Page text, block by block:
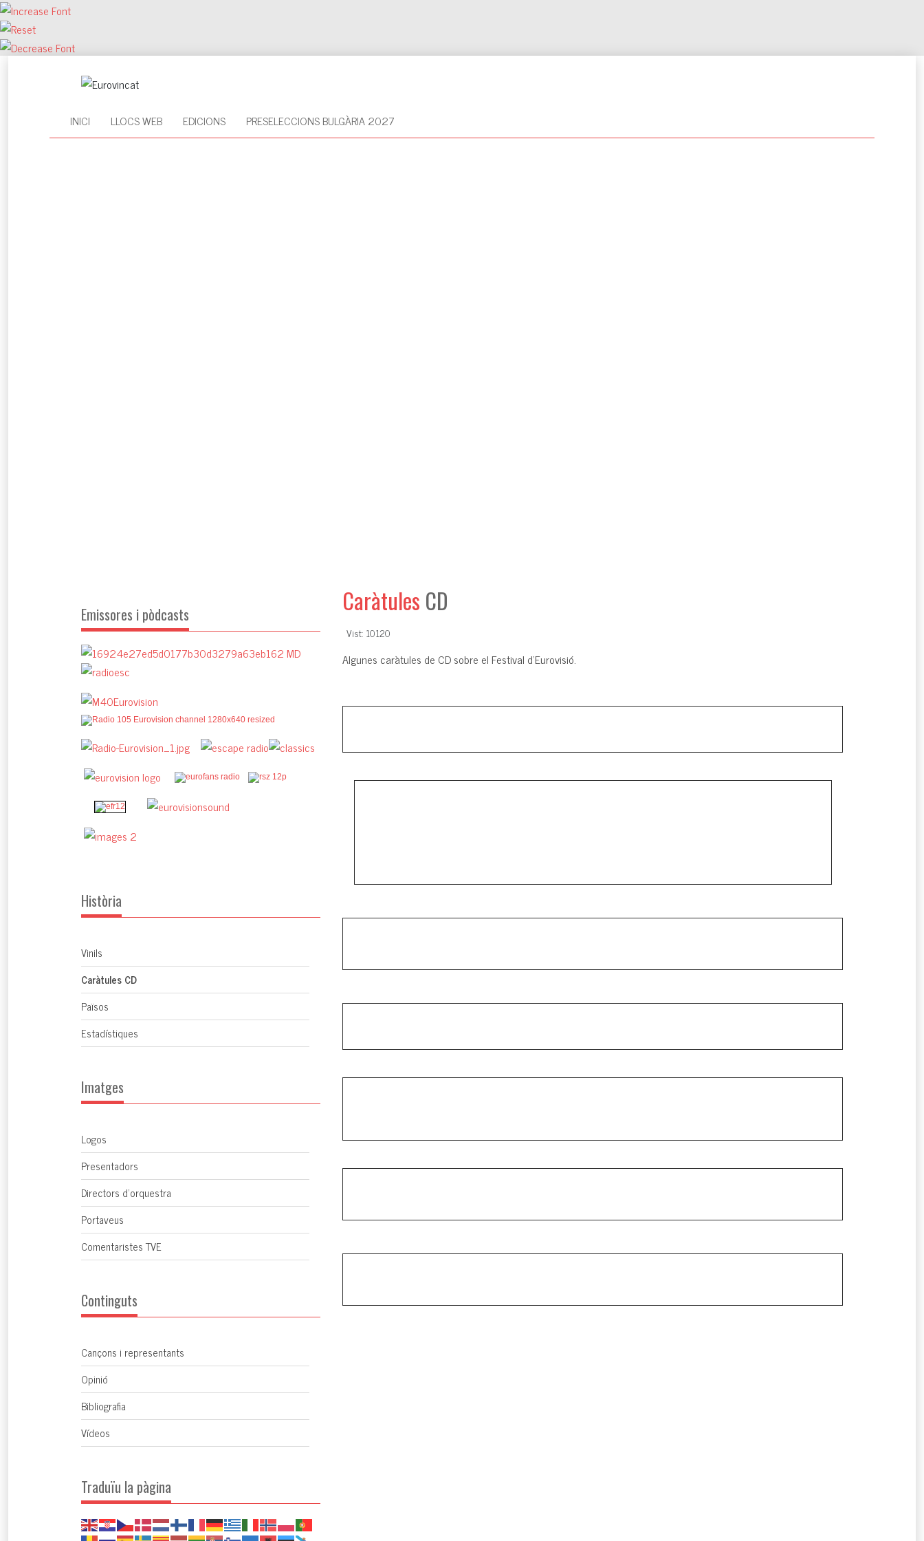
INICI LLOCS WEB EDICIONS PRESELECCIONS BULGÀRIA 2027
Emissores i pòdcasts
Història
Vinils
Caràtules CD
Països
Estadístiques
Imatges
Logos
Presentadors
Directors d'orquestra
Portaveus
Comentaristes TVE
Continguts
Cançons i representants
Opinió
Bibliografia
Vídeos
Traduïu la pàgina
Caràtules CD
Vist: 10120
Algunes caràtules de CD sobre el Festival d'Eurovisió.